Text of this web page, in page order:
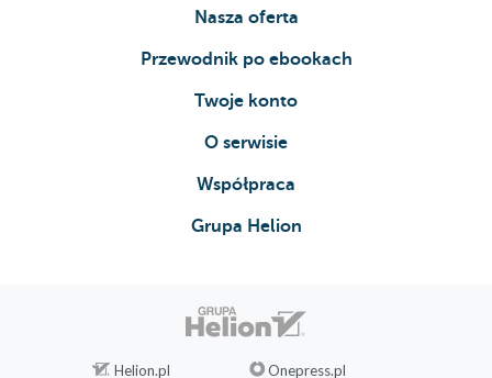
Nasza oferta
Przewodnik po ebookach
Twoje konto
O serwisie
Współpraca
Grupa Helion
Helion.pl Onepress.pl